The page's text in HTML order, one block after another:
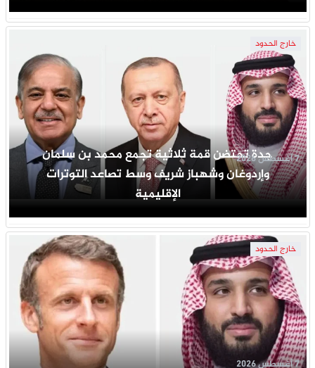
خارج الحدود
جدة تحتضن قمة ثلاثية تجمع محمد بن سلمان
وإردوغان وشهباز شريف وسط تصاعد التوترات
الإقليمية
7 أغسطس 2026
خارج الحدود
7 أغسطس 2026